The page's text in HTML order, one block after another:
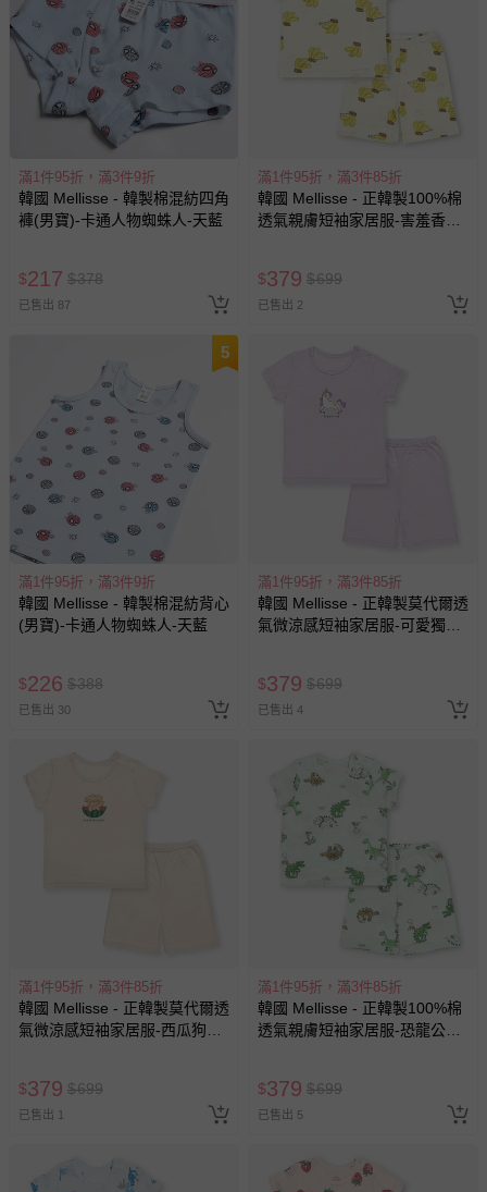
滿1件95折，滿3件9折
韓國 Mellisse - 韓製棉混紡四角
褲(男寶)-卡通人物蜘蛛人-天藍
$217 $378
已售出 87
滿1件95折，滿3件85折
韓國 Mellisse - 正韓製100%棉
透氣親膚短袖家居服-害羞香蕉-
$379 $699
已售出 2
5
滿1件95折，滿3件9折
韓國 Mellisse - 韓製棉混紡背心
(男寶)-卡通人物蜘蛛人-天藍
$226 $388
已售出 30
滿1件95折，滿3件85折
韓國 Mellisse - 正韓製莫代爾透
氣微涼感短袖家居服-可愛獨角
$379 $699
已售出 4
滿1件95折，滿3件85折
韓國 Mellisse - 正韓製莫代爾透
氣微涼感短袖家居服-西瓜狗狗-
$379 $699
已售出 1
滿1件95折，滿3件85折
韓國 Mellisse - 正韓製100%棉
透氣親膚短袖家居服-恐龍公園
$379 $699
已售出 5